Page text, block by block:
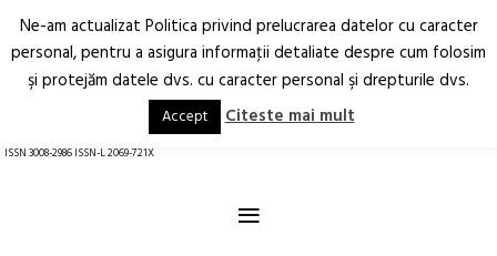
Arhitectură.
Oraș.
RO EN
ISSN 3008-2986 ISSN-L 2069-721X
≡
Ne-am actualizat Politica privind prelucrarea datelor cu caracter
personal, pentru a asigura informaţii detaliate despre cum folosim
şi protejăm datele dvs. cu caracter personal şi drepturile dvs.
Accept Citeste mai mult